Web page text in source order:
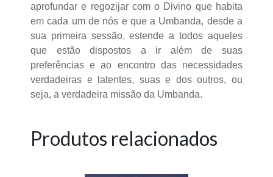
aprofundar e regozijar com o Divino que habita
em cada um de nós e que a Umbanda, desde a
sua primeira sessão, estende a todos aqueles
que estão dispostos a ir além de suas
preferências e ao encontro das necessidades
verdadeiras e latentes, suas e dos outros, ou
seja, a verdadeira missão da Umbanda.
Produtos relacionados